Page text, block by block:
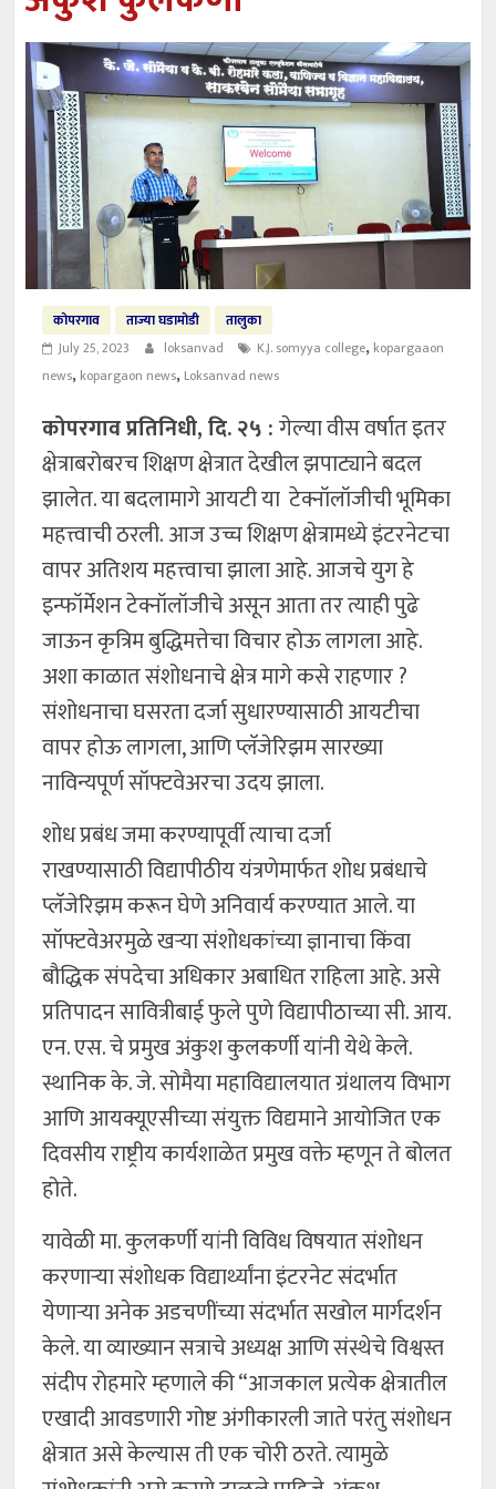
कोपरगाव ताज्या घडामोडी
तालुका
July 25, 2023
loksanvad K.J. somyya college, kopargaaon
news, kopargaon news, Loksanvad news
कोपरगाव प्रतिनिधी, दि. २५ :गेल्या वीस वर्षात इतर
क्षेत्राबरोबरच शिक्षण क्षेत्रात देखील झपाट्याने बदल
झालेत. या बदलामागे आयटी या टेक्नॉलॉजीची भूमिका
महत्त्वाची ठरली. आज उच्च शिक्षण क्षेत्रामध्ये इंटरनेटचा
वापर अतिशय महत्त्वाचा झाला आहे. आजचे युग हे
इन्फॉर्मेशन टेक्नॉलॉजीचे असून आता तर त्याही पुढे
जाऊन कृत्रिम बुद्धिमत्तेचा विचार होऊ लागला आहे.
अशा काळात संशोधनाचे क्षेत्र मागे कसे राहणार ?
संशोधनाचा घसरता दर्जा सुधारण्यासाठी आयटीचा
वापर होऊ लागला, आणि प्लॅजेरिझम सारख्या
नाविन्यपूर्ण सॉफ्टवेअरचा उदय झाला.
शोध प्रबंध जमा करण्यापूर्वी त्याचा दर्जा
राखण्यासाठी विद्यापीठीय यंत्रणेमार्फत शोध प्रबंधाचे
प्लॅजेरिझम करून घेणे अनिवार्य करण्यात आले. या
सॉफ्टवेअरमुळे खऱ्या संशोधकांच्या ज्ञानाचा किंवा
बौद्धिक संपदेचा अधिकार अबाधित राहिला आहे. असे
प्रतिपादन सावित्रीबाई फुले पुणे विद्यापीठाच्या सी. आय.
एन. एस. चे प्रमुख अंकुश कुलकर्णी यांनी येथे केले.
स्थानिक के. जे. सोमैया महाविद्यालयात ग्रंथालय विभाग
आणि आयक्यूएसीच्या संयुक्त विद्यमाने आयोजित एक
दिवसीय राष्ट्रीय कार्यशाळेत प्रमुख वक्ते म्हणून ते बोलत
होते.
यावेळी मा. कुलकर्णी यांनी विविध विषयात संशोधन
करणाऱ्या संशोधक विद्यार्थ्यांना इंटरनेट संदर्भात
येणाऱ्या अनेक अडचणींच्या संदर्भात सखोल मार्गदर्शन
केले. या व्याख्यान सत्राचे अध्यक्ष आणि संस्थेचे विश्वस्त
संदीप रोहमारे म्हणाले की “आजकाल प्रत्येक क्षेत्रातील
एखादी आवडणारी गोष्ट अंगीकारली जाते परंतु संशोधन
क्षेत्रात असे केल्यास ती एक चोरी ठरते. त्यामुळे